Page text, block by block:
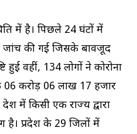
में है। पिछले 24 घंटों में
जांच की गई जिसके बावजूद
हुई वहीं, 134 लोगों ने कोरोना
06 करोड़ 06 लाख 17 हजार
में किसी एक राज्य द्वारा
है। प्रदेश के 29 जिलों में